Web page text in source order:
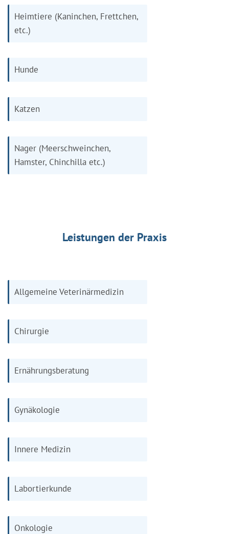
Heimtiere (Kaninchen, Frettchen,
etc.)
Hunde
Katzen
Nager (Meerschweinchen,
Hamster, Chinchilla etc.)
Leistungen der Praxis
Allgemeine Veterinärmedizin
Chirurgie
Ernährungsberatung
Gynäkologie
Innere Medizin
Labortierkunde
Onkologie